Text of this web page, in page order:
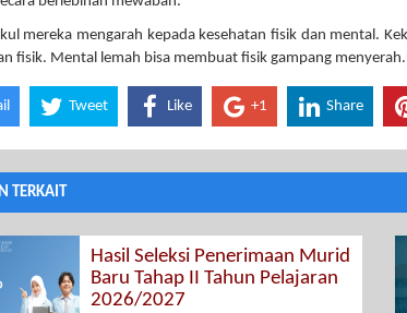
mereka mengarah kepada kesehatan fisik dan mental.
fisik. Mental lemah bisa membuat fisik gampang
Tweet Like +1 Share
TERKAIT
Hasil Seleksi Penerimaan Murid
Baru Tahap II Tahun Pelajaran
2026/2027